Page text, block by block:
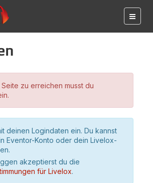
zu erreichen musst du
deinen Logindaten ein. Du kannst
Eventor-Konto oder dein Livelox-
akzeptierst du die
für Livelox.